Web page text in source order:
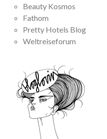
Beauty Kosmos
Fathom
Pretty Hotels Blog
Weltreiseforum